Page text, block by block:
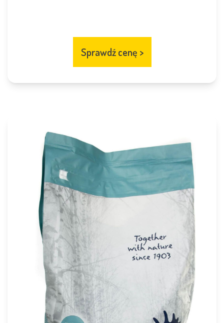
Sprawdź cenę >